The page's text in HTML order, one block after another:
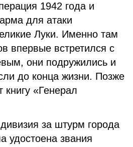
1942 года и
для атаки
Луки. Именно там
впервые встретился с
они подружились и
до конца жизни. Позже
«Генерал
за штурм города
удостоена звания